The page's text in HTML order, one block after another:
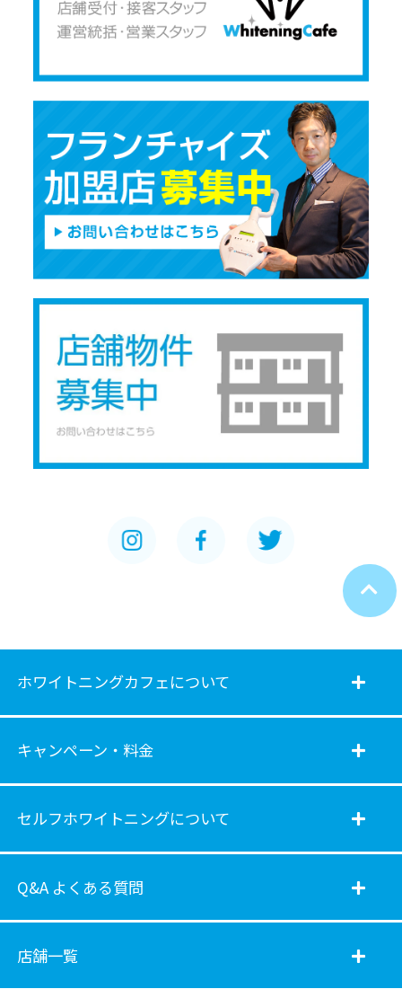
ホワイトニングカフェについて
キャンペーン・料金
セルフホワイトニングについて
Q&A よくある質問
店舗一覧